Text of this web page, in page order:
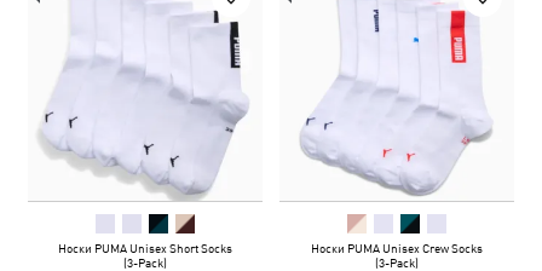
Носки PUMA Unisex Short Socks
(3-Pack)
Носки PUMA Unisex Crew Socks
(3-Pack)